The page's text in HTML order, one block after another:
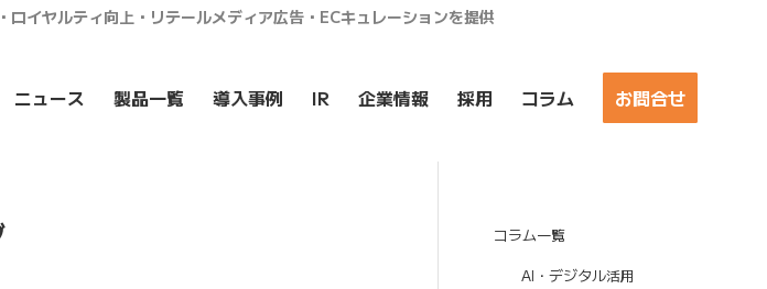
イヤルティ向上・リテールメディア広告・ECキュレーションを提供
ニュース 製品一覧 導入事例 IR 企業情報 採用 コラム お問合せ
コラム一覧
AI・デジタル活用